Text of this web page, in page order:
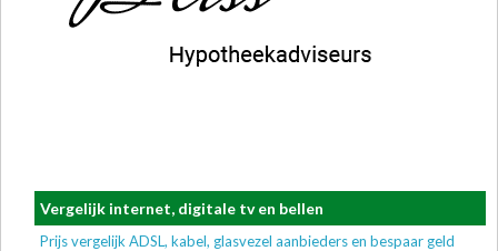
Vergelijk internet, digitale tv en bellen
Prijs vergelijk ADSL, kabel, glasvezel aanbieders en bespaar geld